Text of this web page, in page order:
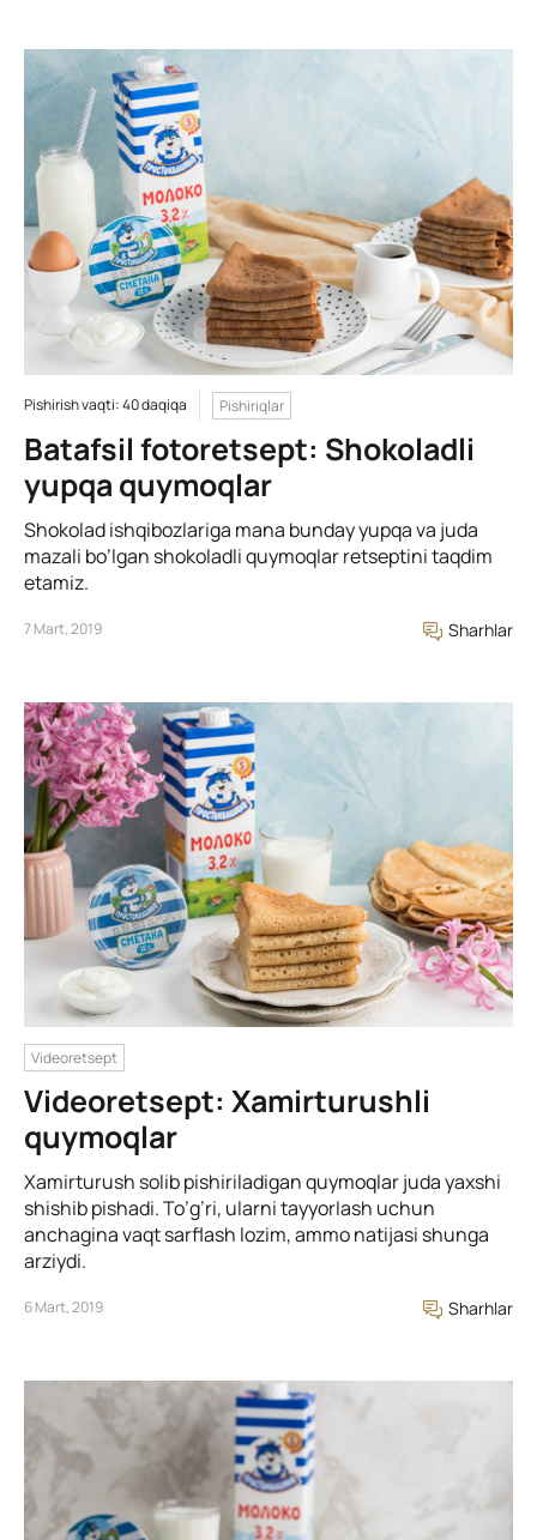
Pishirish vaqti: 40 daqiqa Pishiriqlar
Batafsil fotoretsept: Shokoladli
yupqa quymoqlar
Shokolad ishqibozlariga mana bunday yupqa va juda
mazali bo’lgan shokoladli quymoqlar retseptini taqdim
etamiz.
7 Mart, 2019 Sharhlar
Videoretsept
Videoretsept: Xamirturushli
quymoqlar
Xamirturush solib pishiriladigan quymoqlar juda yaxshi
shishib pishadi. To’g’ri, ularni tayyorlash uchun
anchagina vaqt sarflash lozim, ammo natijasi shunga
arziydi.
6 Mart, 2019 Sharhlar